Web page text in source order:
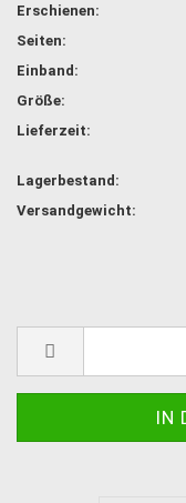
Erschienen:
Seiten:
Einband:
Größe:
Lieferzeit:
Lagerbestand:
Versandgewicht: